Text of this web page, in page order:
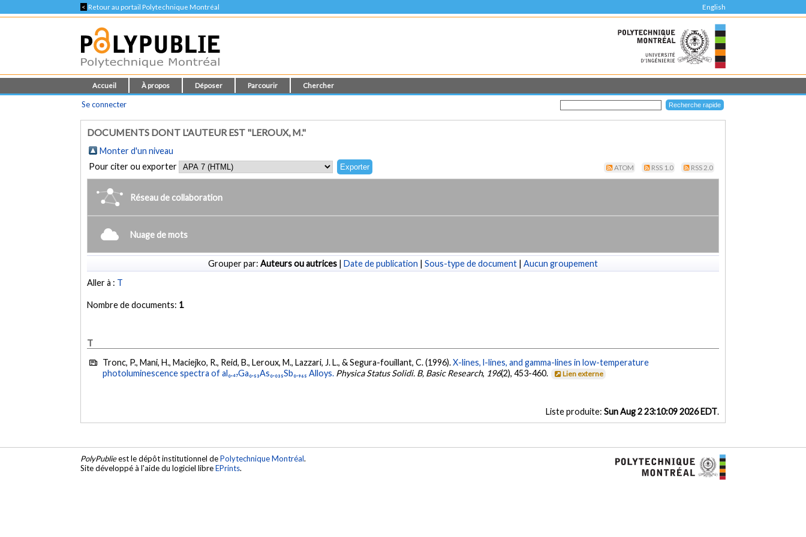
< Retour au portail Polytechnique Montréal English
Accueil À propos Déposer Parcourir Chercher
Se connecter
DOCUMENTS DONT L'AUTEUR EST "LEROUX, M."
Monter d'un niveau
Pour citer ou exporter
ATOM RSS 1.0 RSS 2.0
Réseau de collaboration
Nuage de mots
Grouper par: Auteurs ou autrices | Date de publication | Sous-type de document | Aucun groupement
Aller à : T
Nombre de documents: 1
T
Tronc, P., Mani, H., Maciejko, R., Reid, B., Leroux, M., Lazzari, J. L., & Segura-fouillant, C. (1996).X-lines, l-lines, and gamma-lines in low-temperature
photoluminescence spectra of al₀.₄₇Ga₀.₅₃As₀.₀₃₅Sb₀.₉₆₅ Alloys. Physica Status Solidi. B, Basic Research, 196(2), 453-460. Lien externe
Liste produite: Sun Aug 2 23:10:09 2026 EDT.
PolyPublieest le dépôt institutionnel dePolytechnique Montréal.
Site développé à l'aide du logiciel libreEPrints.